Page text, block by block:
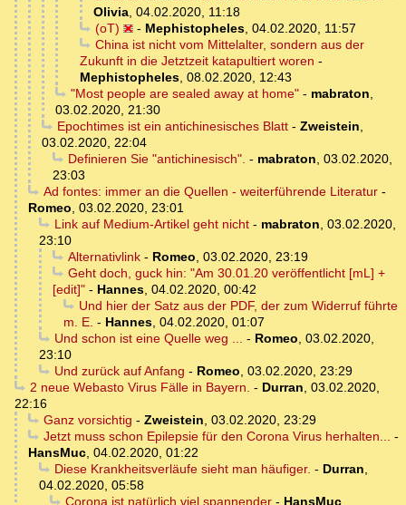
Olivia, 04.02.2020, 11:18
(oT)
- Mephistopheles, 04.02.2020, 11:57
China ist nicht vom Mittelalter, sondern aus der
Zukunft in die Jetztzeit katapultiert woren -
Mephistopheles, 08.02.2020, 12:43
"Most people are sealed away at home"- mabraton,
03.02.2020, 21:30
Epochtimes ist ein antichinesisches Blatt- Zweistein,
03.02.2020, 22:04
Definieren Sie "antichinesisch". - mabraton, 03.02.2020,
23:03
Ad fontes: immer an die Quellen - weiterführende Literatur-
Romeo, 03.02.2020, 23:01
Link auf Medium-Artikel geht nicht- mabraton, 03.02.2020,
23:10
Alternativlink- Romeo, 03.02.2020, 23:19
Geht doch, guck hin: "Am 30.01.20 veröffentlicht [mL] +
[edit]" - Hannes, 04.02.2020, 00:42
Und hier der Satz aus der PDF, der zum Widerruf führte
m. E. - Hannes, 04.02.2020, 01:07
Und schon ist eine Quelle weg ... - Romeo, 03.02.2020,
23:10
Und zurück auf Anfang - Romeo, 03.02.2020, 23:29
2 neue Webasto Virus Fälle in Bayern. - Durran, 03.02.2020,
22:16
Ganz vorsichtig - Zweistein, 03.02.2020, 23:29
Jetzt muss schon Epilepsie für den Corona Virus herhalten... -
HansMuc, 04.02.2020, 01:22
Diese Krankheitsverläufe sieht man häufiger. - Durran,
04.02.2020, 05:58
Corona ist natürlich viel spannender- HansMuc,